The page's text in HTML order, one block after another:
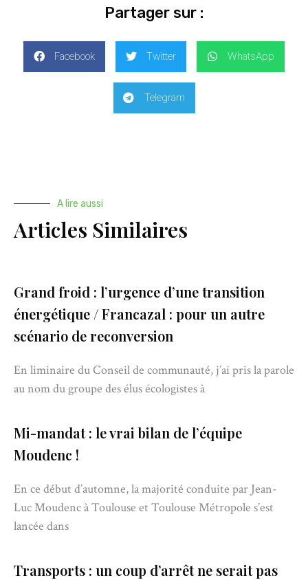
Partager sur :
Facebook Twitter WhatsApp
Telegram
A lire aussi
Articles Similaires
Grand froid : l’urgence d’une transition
énergétique / Francazal : pour un autre
scénario de reconversion
En liminaire du Conseil de communauté, j’ai pris la parole
au nom du groupe des élus écologistes à
Mi-mandat : le vrai bilan de l’équipe
Moudenc !
En ce début d’automne, la majorité conduite par Jean-
Luc Moudenc à Toulouse et Toulouse Métropole s’est
lancée dans
Transports : un coup d’arrêt ne serait pas